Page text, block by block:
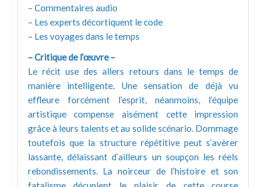
– Commentaires audio
– Les experts décortiquent le code
– Les voyages dans le temps
– Critique de l’œuvre –
Le récit use des allers retours dans le temps de
manière intelligente. Une sensation de déjà vu
effleure forcément l’esprit, néanmoins, l’équipe
artistique compense aisément cette impression
grâce à leurs talents et au solide scénario. Dommage
toutefois que la structure répétitive peut s’avèrer
lassante, délaissant d’ailleurs un soupçon les réels
rebondissements. La noirceur de l’histoire et son